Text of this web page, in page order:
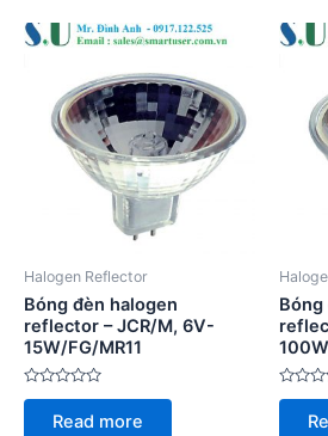
Halogen Reflector
Bóng đèn halogen
reflector – JCR/M, 6V-
15W/FG/MR11
Rated
Read more
Rated